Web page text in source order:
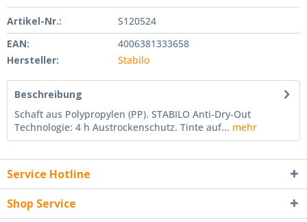
Artikel-Nr.:
S120524
EAN:
4006381333658
Hersteller:
Stabilo
Beschreibung
Schaft aus Polypropylen (PP). STABILO Anti-Dry-Out
Technologie: 4 h Austrockenschutz. Tinte auf... mehr
Service Hotline
Shop Service